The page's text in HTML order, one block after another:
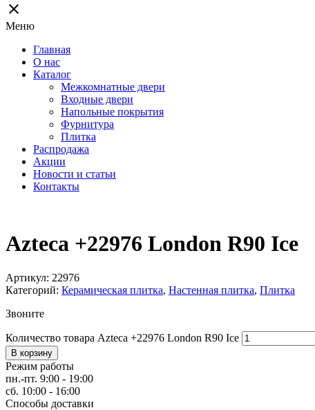
close
Меню
Главная
О нас
Каталог
Межкомнатные двери
Входные двери
Напольные покрытия
Фурнитура
Плитка
Распродажа
Акции
Новости и статьи
Контакты
Azteca +22976 London R90 Ice
Артикул: 22976
Категорий: Керамическая плитка, Настенная плитка, Плитка
Звоните
Количество товара Azteca +22976 London R90 Ice
В корзину
Режим работы
пн.-пт. 9:00 - 19:00
сб. 10:00 - 16:00
Способы доставки